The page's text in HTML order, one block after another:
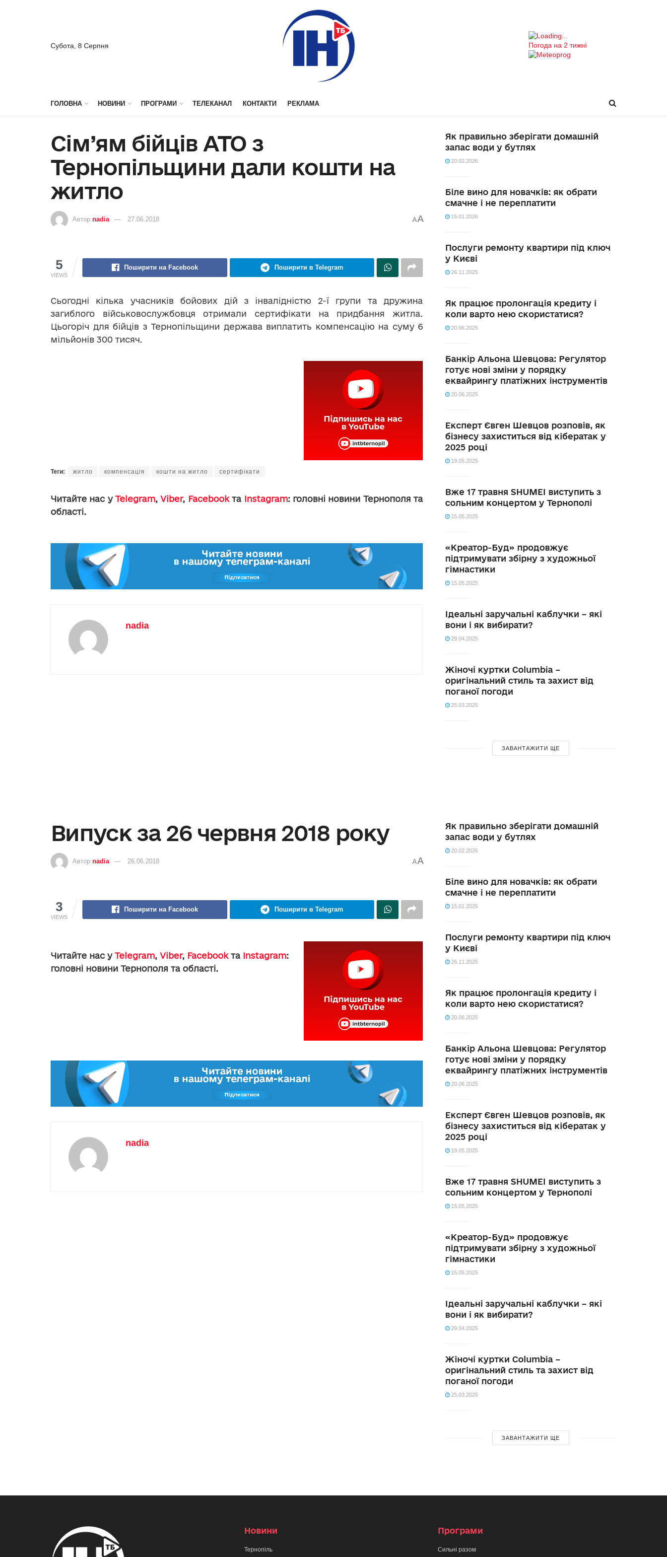
Субота, 8 Серпня Погода на 2 тижні
ГОЛОВНА НОВИНИ ПРОГРАМИ ТЕЛЕКАНАЛ КОНТАКТИ РЕКЛАМА
Сім’ям бійців АТО з
Тернопільщини дали кошти на
житло
Автор nadia 27.06.2018 AA
5
VIEWS
Поширити на Facebook Поширити в Telegram
Сьогодні кілька учасників бойових дій з інвалідністю 2-ї групи та дружина
загиблого військовослужбовця отримали сертифікати на придбання житла.
Цьогоріч для бійців з Тернопільщини держава виплатить компенсацію на суму 6
мільйонів 300 тисяч.
Теги: житло компенсація кошти на житло сертифікати
Читайте нас уTelegram,Viber, Facebookта Instagram: головні новини Тернополя та
області.
nadia
Як правильно зберігати домашній
запас води у бутлях
20.02.2026
Біле вино для новачків: як обрати
смачне і не переплатити
15.01.2026
Послуги ремонту квартири під ключ
у Києві
26.11.2025
Як працює пролонгація кредиту і
коли варто нею скористатися?
20.06.2025
Банкір Альона Шевцова: Регулятор
готує нові зміни у порядку
еквайрингу платіжних інструментів
20.06.2025
Експерт Євген Шевцов розповів, як
бізнесу захиститься від кібератак у
2025 році
19.05.2025
Вже 17 травня SHUMEI виступить з
сольним концертом у Тернополі
15.05.2025
«Креатор-Буд» продовжує
підтримувати збірну з художньої
гімнастики
15.05.2025
Ідеальні заручальні каблучки – які
вони і як вибирати?
29.04.2025
Жіночі куртки Columbia –
оригінальний стиль та захист від
поганої погоди
25.03.2025
ЗАВАНТАЖИТИ ЩЕ
Випуск за 26 червня 2018 року
Автор nadia 26.06.2018 AA
3
VIEWS
Поширити на Facebook Поширити в Telegram
Читайте нас у Telegram, Viber, Facebookта Instagram:
головні новини Тернополя та області.
nadia
Як правильно зберігати домашній
запас води у бутлях
20.02.2026
Біле вино для новачків: як обрати
смачне і не переплатити
15.01.2026
Послуги ремонту квартири під ключ
у Києві
26.11.2025
Як працює пролонгація кредиту і
коли варто нею скористатися?
20.06.2025
Банкір Альона Шевцова: Регулятор
готує нові зміни у порядку
еквайрингу платіжних інструментів
20.06.2025
Експерт Євген Шевцов розповів, як
бізнесу захиститься від кібератак у
2025 році
19.05.2025
Вже 17 травня SHUMEI виступить з
сольним концертом у Тернополі
15.05.2025
«Креатор-Буд» продовжує
підтримувати збірну з художньої
гімнастики
15.05.2025
Ідеальні заручальні каблучки – які
вони і як вибирати?
29.04.2025
Жіночі куртки Columbia –
оригінальний стиль та захист від
поганої погоди
25.03.2025
ЗАВАНТАЖИТИ ЩЕ
Новини
Тернопіль
Програми
Сильні разом